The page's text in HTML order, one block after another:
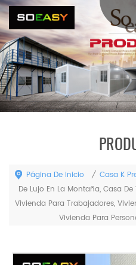
Página De Inicio / Casa K
De Lujo En La Montaña, Casa
Vivienda Para Trabajadores,
Vivienda Para